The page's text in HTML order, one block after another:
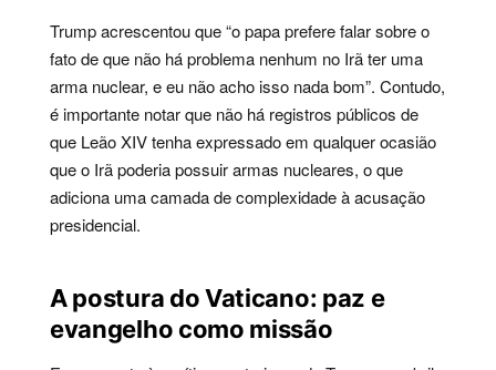
Trump acrescentou que “o papa prefere falar sobre o
fato de que não há problema nenhum no Irã ter uma
arma nuclear, e eu não acho isso nada bom”. Contudo,
é importante notar que não há registros públicos de
que Leão XIV tenha expressado em qualquer ocasião
que o Irã poderia possuir armas nucleares, o que
adiciona uma camada de complexidade à acusação
presidencial.
A postura do Vaticano: paz e
evangelho como missão